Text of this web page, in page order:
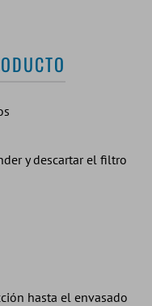
y descartar el filtro
hasta el envasado